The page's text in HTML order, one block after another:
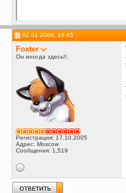
02.01.2008, 18:45
Foxter
Он иногда здесь!!.
Регистрация: 17.10.2005
Адрес: Moscow
Сообщения: 1,519